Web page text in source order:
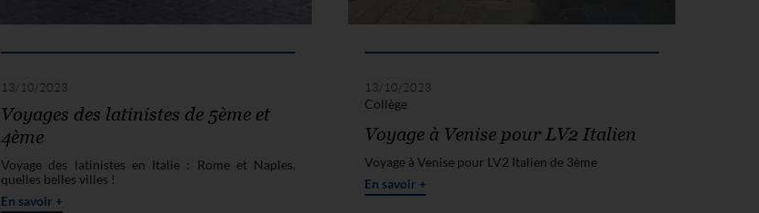
13/10/2023
Voyages des latinistes de 5ème et
4ème
Voyage des latinistes en Italie : Rome et Naples,
quelles belles villes !
En savoir +
13/10/2023
Collège
Voyage à Venise pour LV2 Italien
Voyage à Venise pour LV2 Italien de 3ème
En savoir +